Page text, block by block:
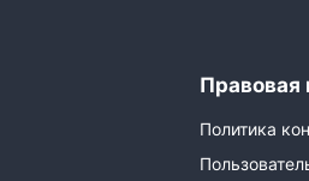
Правовая
Политика